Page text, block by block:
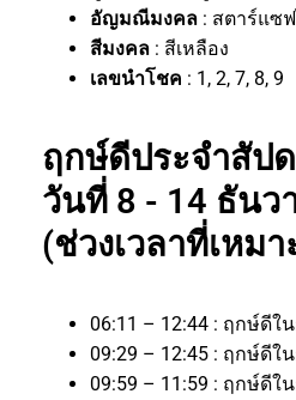
อัญมณีมงคล : สตาร์แซ
สีมงคล : สีเหลือง
เลขนำโชค : 1, 2, 7, 8, 9
ฤกษ์ดีประจำสัป
วันที่ 8 - 14 ธันว
(ช่วงเวลาที่เหม
06:11 – 12:44 : ฤกษ์ดี
09:29 – 12:45 : ฤกษ์ดี
09:59 – 11:59 : ฤกษ์ดีใ